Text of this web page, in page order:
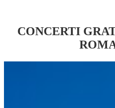
CONCERTI